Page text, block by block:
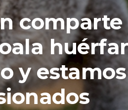
comparte
y estamos